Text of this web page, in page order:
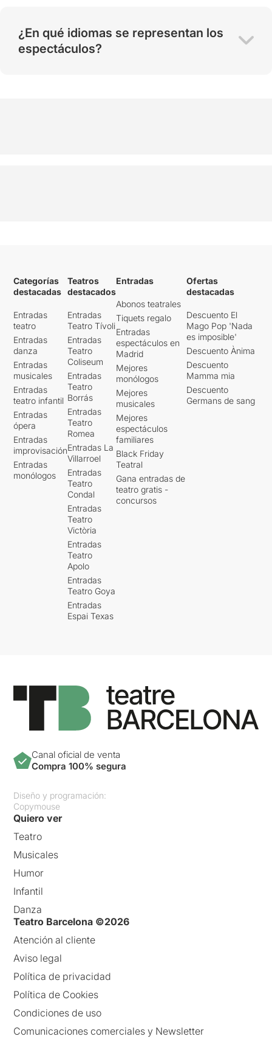
¿En qué idiomas se representan los
espectáculos?
Categorías
destacadas
Entradas
teatro
Entradas
danza
Entradas
musicales
Entradas
teatro infantil
Entradas
ópera
Entradas
improvisación
Entradas
monólogos
Teatros
destacados
Entradas
Teatro Tívoli
Entradas
Teatro
Coliseum
Entradas
Teatro
Borrás
Entradas
Teatro
Romea
Entradas La
Villarroel
Entradas
Teatro
Condal
Entradas
Teatro
Victòria
Entradas
Teatro
Apolo
Entradas
Teatro Goya
Entradas
Espai Texas
Entradas
Abonos teatrales
Tiquets regalo
Entradas
espectáculos en
Madrid
Mejores
monólogos
Mejores
musicales
Mejores
espectáculos
familiares
Black Friday
Teatral
Gana entradas de
teatro gratis -
concursos
Ofertas
destacadas
Descuento El
Mago Pop 'Nada
es imposible'
Descuento Ànima
Descuento
Mamma mia
Descuento
Germans de sang
Canal oficial de venta
Compra 100% segura
Diseño y programación:
Copymouse
Quiero ver
Teatro
Musicales
Humor
Infantil
Danza
Teatro Barcelona ©2026
Atención al cliente
Aviso legal
Política de privacidad
Política de Cookies
Condiciones de uso
Comunicaciones comerciales y Newsletter